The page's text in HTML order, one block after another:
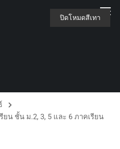
น ชั้น ม.2, 3, 5 และ 6 ภาคเรียน
ปิดโหมดสีเทา